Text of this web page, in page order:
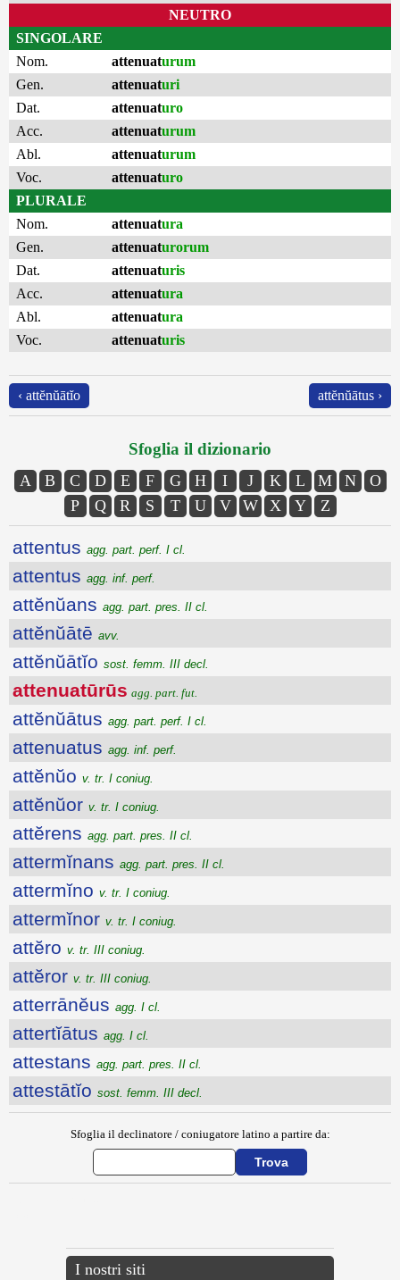
NEUTRO
SINGOLARE
Nom.
attenuaturum
Gen.
attenuaturi
Dat.
attenuaturo
Acc.
attenuaturum
Abl.
attenuaturum
Voc.
attenuaturo
PLURALE
Nom.
attenuatura
Gen.
attenuaturorum
Dat.
attenuaturis
Acc.
attenuatura
Abl.
attenuatura
Voc.
attenuaturis
‹ attĕnŭātĭo attĕnŭātus ›
Sfoglia il dizionario
A B C D E F G H I J K L M N
O
P
Q R S T U V W X Y Z
attentus agg. part. perf. I cl.
attentus agg. inf. perf.
attĕnŭans agg. part. pres. II cl.
attĕnŭātē avv.
attĕnŭātĭo sost. femm. III decl.
attenuatūrūs agg. part. fut.
attĕnŭātus agg. part. perf. I cl.
attenuatus agg. inf. perf.
attĕnŭo v. tr. I coniug.
attĕnŭor v. tr. I coniug.
attĕrens agg. part. pres. II cl.
attermĭnans agg. part. pres. II cl.
attermĭno v. tr. I coniug.
attermĭnor v. tr. I coniug.
attĕro v. tr. III coniug.
attĕror v. tr. III coniug.
atterrānĕus agg. I cl.
attertĭātus agg. I cl.
attestans agg. part. pres. II cl.
attestātĭo sost. femm. III decl.
Sfoglia il declinatore / coniugatore latino a partire da:
I nostri siti